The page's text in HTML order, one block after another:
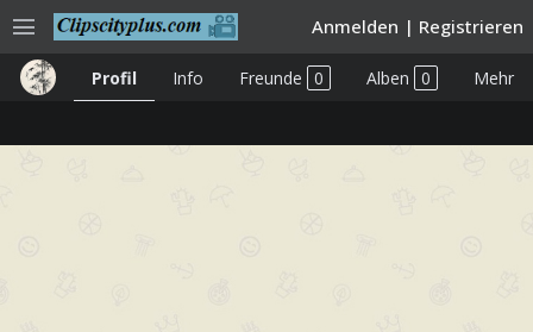
Anmelden | Registrieren
menu
Profil Info Freunde 0 Alben 0 Mehr